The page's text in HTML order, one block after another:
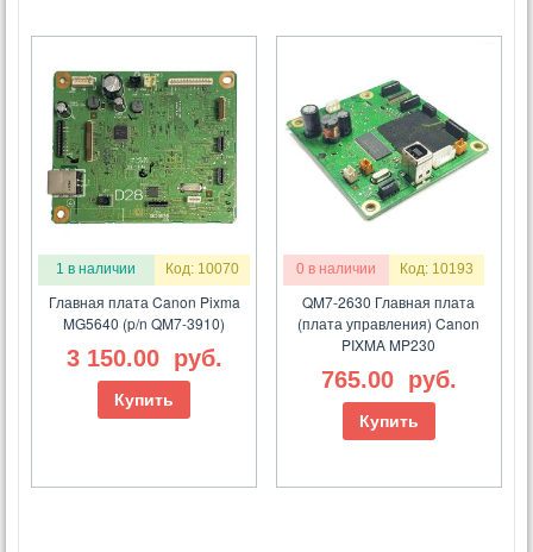
1 в наличии Код: 10070
Главная плата Canon Pixma
MG5640 (p/n QM7-3910)
3 150.00 руб.
Купить
0 в наличии Код: 10193
QM7-2630 Главная плата
(плата управления) Canon
PIXMA MP230
765.00 руб.
Купить